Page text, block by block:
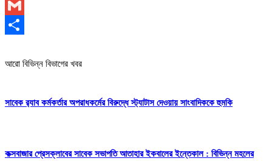
WhatsApp
Gmail
আরো বিভিন্ন বিভাগের খবর
সাবেক র‍্যাব কর্মকর্তার অপরাধকর্মের বিরুদ্ধে স্ট্যাটাস দেওয়ায় সাংবাদিককে হুমকি
কক্সবাজার প্রেসক্লাবের সাবেক সভাপতি আতাহার ইকবালের ইন্তেকাল : বিভিন্ন মহলের